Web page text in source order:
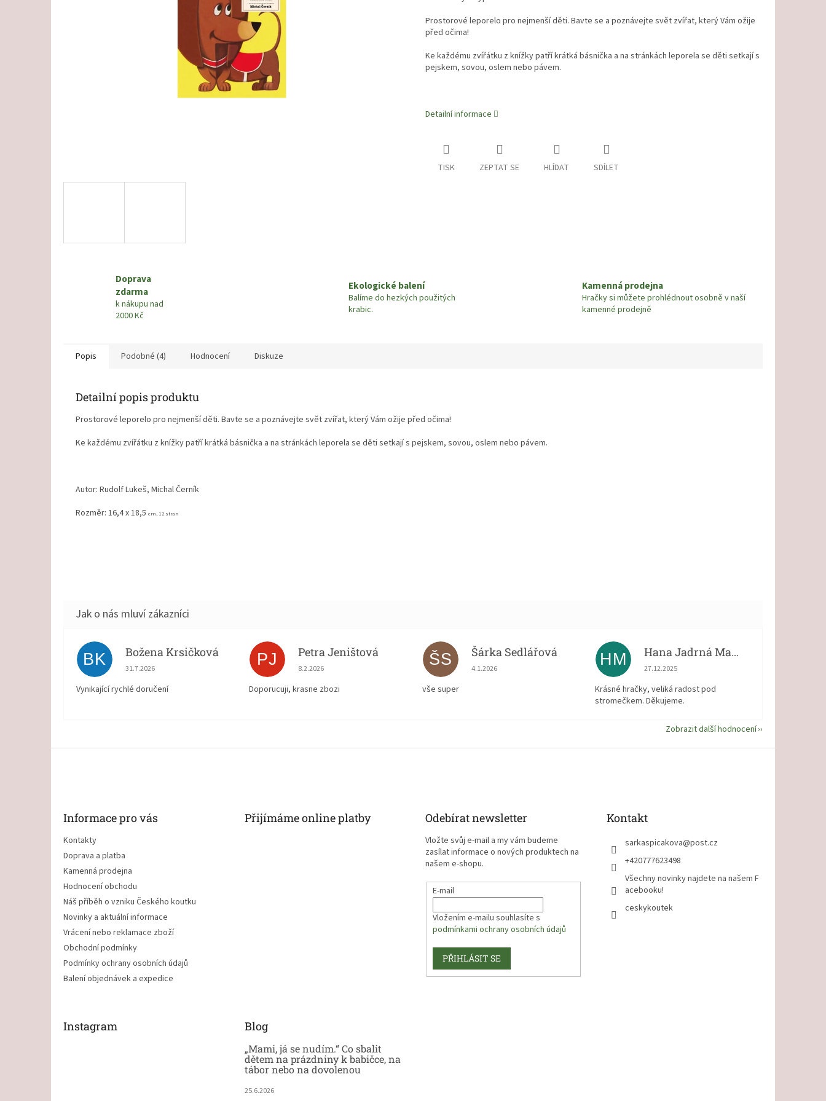
Prostorové leporelo pro nejmenší děti. Bavte se a poznávejte svět zvířat, který Vám ožije
před očima!
Ke každému zvířátku z knížky patří krátká básnička a na stránkách leporela se děti setkají s
pejskem, sovou, oslem nebo pávem.
Detailní informace
TISK ZEPTAT SE HLÍDAT SDÍLET
Doprava
zdarma
k nákupu nad
2000 Kč
Ekologické balení
Balíme do hezkých použitých
krabic.
Kamenná prodejna
Hračky si můžete prohlédnout osobně v naší
kamenné prodejně
Popis Podobné (4) Hodnocení Diskuze
Detailní popis produktu
Prostorové leporelo pro nejmenší děti. Bavte se a poznávejte svět zvířat, který Vám ožije před očima!
Ke každému zvířátku z knížky patří krátká básnička a na stránkách leporela se děti setkají s pejskem, sovou, oslem nebo pávem.
Autor: Rudolf Lukeš, Michal Černík
Rozměr: 16,4 x 18,5 cm, 12 stran
BK Božena Krsičková
Hodnocení obchodu je 5 z 5 hvězdiček.
31.7.2026
Vynikající rychlé doručení
PJ Petra Jeništová
Hodnocení obchodu je 5 z 5 hvězdiček.
8.2.2026
Doporucuji, krasne zbozi
ŠS Šárka Sedlářová
Hodnocení obchodu je 5 z 5 hvězdiček.
4.1.2026
vše super
HM Hana Jadrná Matějková
Hodnocení obchodu je 5 z 5 hvězdiček.
27.12.2025
Krásné hračky, veliká radost pod
stromečkem. Děkujeme.
Zobrazit další hodnocení
Informace pro vás
Kontakty
Doprava a platba
Kamenná prodejna
Hodnocení obchodu
Náš příběh o vzniku Českého koutku
Novinky a aktuální informace
Vrácení nebo reklamace zboží
Obchodní podmínky
Podmínky ochrany osobních údajů
Balení objednávek a expedice
Přijímáme online platby Odebírat newsletter
Vložte svůj e-mail a my vám budeme
zasílat informace o nových produktech na
našem e-shopu.
E-mail
Vložením e-mailu souhlasíte s
podmínkami ochrany osobních údajů
PŘIHLÁSIT SE
Kontakt
sarkaspicakova@post.cz
+420777623498
Všechny novinky najdete na našem F
acebooku!
ceskykoutek
Instagram Blog
„Mami, já se nudím.“ Co sbalit
dětem na prázdniny k babičce, na
tábor nebo na dovolenou
25.6.2026